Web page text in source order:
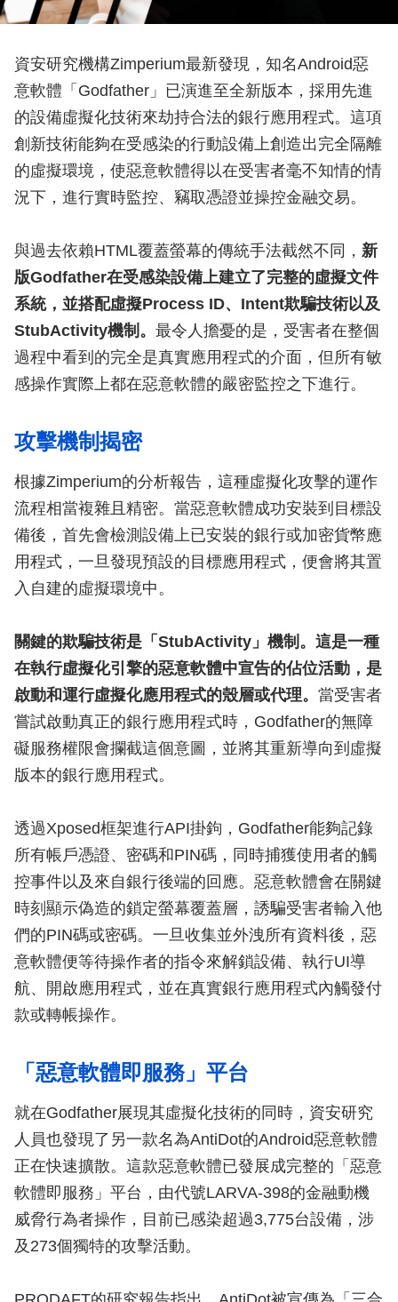
資安研究機構Zimperium最新發現，知名Android惡
意軟體「Godfather」已演進至全新版本，採用先進
的設備虛擬化技術來劫持合法的銀行應用程式。這項
創新技術能夠在受感染的行動設備上創造出完全隔離
的虛擬環境，使惡意軟體得以在受害者毫不知情的情
況下，進行實時監控、竊取憑證並操控金融交易。
與過去依賴HTML覆蓋螢幕的傳統手法截然不同， 新
版Godfather在受感染設備上建立了完整的虛擬文件
系統，並搭配虛擬Process ID、Intent欺騙技術以及
StubActivity機制。 最令人擔憂的是，受害者在整個
過程中看到的完全是真實應用程式的介面，但所有敏
感操作實際上都在惡意軟體的嚴密監控之下進行。
攻擊機制揭密
根據Zimperium的分析報告，這種虛擬化攻擊的運作
流程相當複雜且精密。當惡意軟體成功安裝到目標設
備後，首先會檢測設備上已安裝的銀行或加密貨幣應
用程式，一旦發現預設的目標應用程式，便會將其置
入自建的虛擬環境中。
關鍵的欺騙技術是「StubActivity」機制。這是一種
在執行虛擬化引擎的惡意軟體中宣告的佔位活動，是
啟動和運行虛擬化應用程式的殼層或代理。 當受害者
嘗試啟動真正的銀行應用程式時，Godfather的無障
礙服務權限會攔截這個意圖，並將其重新導向到虛擬
版本的銀行應用程式。
透過Xposed框架進行API掛鉤，Godfather能夠記錄
所有帳戶憑證、密碼和PIN碼，同時捕獲使用者的觸
控事件以及來自銀行後端的回應。惡意軟體會在關鍵
時刻顯示偽造的鎖定螢幕覆蓋層，誘騙受害者輸入他
們的PIN碼或密碼。一旦收集並外洩所有資料後，惡
意軟體便等待操作者的指令來解鎖設備、執行UI導
航、開啟應用程式，並在真實銀行應用程式內觸發付
款或轉帳操作。
「惡意軟體即服務」平台
就在Godfather展現其虛擬化技術的同時，資安研究
人員也發現了另一款名為AntiDot的Android惡意軟體
正在快速擴散。這款惡意軟體已發展成完整的「惡意
軟體即服務」平台，由代號LARVA-398的金融動機
威脅行為者操作，目前已感染超過3,775台設備，涉
及273個獨特的攻擊活動。